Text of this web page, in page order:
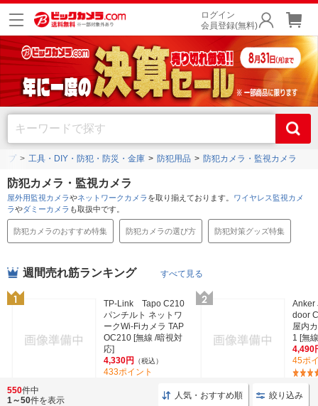
ログイン
会員登録(無料)
プ 工具・DIY・防犯・防災・金庫 防犯用品 防犯カメラ・監視カメラ
防犯カメラ・監視カメラ
屋外用監視カメラやネットワークカメラ を取り揃えております。 ワイヤレス監視カメ
ラやダミーカメラ も取扱中です。
防犯カメラのおすすめ特集 防犯カメラの選び方 防犯対策グッズ特集
週間売れ筋ランキング すべて見る
TP-Link Tapo C210
パンチルト ネットワ
ークWi-Fiカメラ TAP
OC210 [無線 /暗視対
応]
4,330円
（税込）
433ポイント
door
屋内
1 [無
4,490
45ポ
550件中
1～50件を表示 人気・おすすめ順 絞り込み